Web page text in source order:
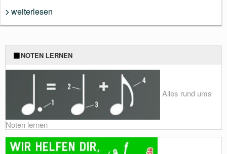
weiterlesen
NOTEN LERNEN
Alles rund ums
Noten lernen